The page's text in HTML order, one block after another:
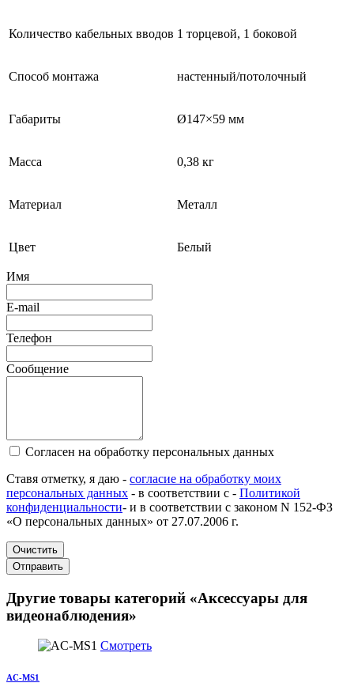
Количество кабельных вводов 1 торцевой, 1 боковой
Способ монтажа настенный/потолочный
Габариты Ø147×59 мм
Масса 0,38 кг
Материал Металл
Цвет Белый
Имя
E-mail
Телефон
Сообщение
Согласен на обработку персональных данных
Ставя отметку, я даю - согласие на обработку моих
персональных данных - в соответствии с - Политикой
конфиденциальности- и в соответствии с законом N 152-ФЗ
«О персональных данных» от 27.07.2006 г.
Очистить
Отправить
Другие товары категорий «Аксессуары для
видеонаблюдения»
Смотреть
AC-MS1